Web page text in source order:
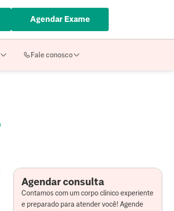
Agendar Exame
Fale conosco
Agendar consulta
Contamos com um corpo clínico experiente
e preparado para atender você! Agende